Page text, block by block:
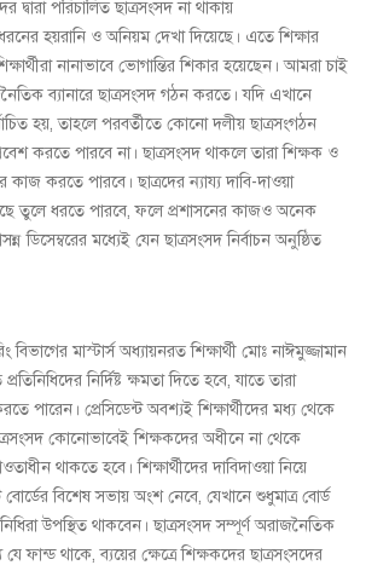
দ্বারা পরিচালিত ছাত্রসংসদ না থাকায়
হয়রানি ও অনিয়ম দেখা দিয়েছে। এতে শিক্ষার
নানাভাবে ভোগান্তির শিকার হয়েছেন। আমরা চাই
ব্যানারে ছাত্রসংসদ গঠন করতে। যদি এখানে
হয়, তাহলে পরবর্তীতে কোনো দলীয় ছাত্রসংগঠন
করতে পারবে না। ছাত্রসংসদ থাকলে তারা শিক্ষক ও
কাজ করতে পারবে। ছাত্রদের ন্যায্য দাবি-দাওয়া
তুলে ধরতে পারবে, ফলে প্রশাসনের কাজও অনেক
মধ্যেই যেন ছাত্রসংসদ নির্বাচন অনুষ্ঠিত
বিভাগের মাস্টার্স অধ্যায়নরত শিক্ষার্থী মোঃ নাঈমুজ্জামান
নির্দিষ্ট ক্ষমতা দিতে হবে, যাতে তারা
পারেন। প্রেসিডেন্ট অবশ্যই শিক্ষার্থীদের মধ্য থেকে
কোনোভাবেই শিক্ষকদের অধীনে না থেকে
থাকতে হবে। শিক্ষার্থীদের দাবিদাওয়া নিয়ে
বোর্ডের বিশেষ সভায় অংশ নেবে, যেখানে শুধুমাত্র বোর্ড
উপস্থিত থাকবেন। ছাত্রসংসদ সম্পূর্ণ অরাজনৈতিক
ফান্ড থাকে, ব্যয়ের ক্ষেত্রে শিক্ষকদের ছাত্রসংসদের